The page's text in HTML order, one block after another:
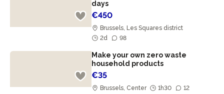
days
€450
Brussels, Les Squares district
2d
98
Make your own zero waste
household products
€35
Brussels, Center 1h30 12